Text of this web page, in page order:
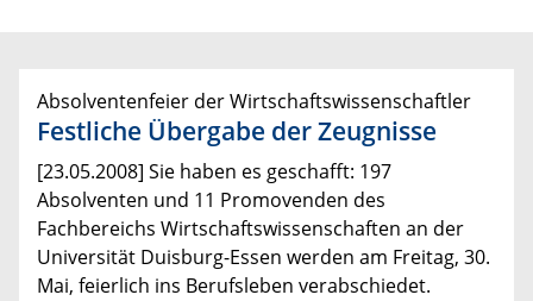
Absolventenfeier der Wirtschaftswissenschaftler
Festliche Übergabe der Zeugnisse
[23.05.2008] Sie haben es geschafft: 197
Absolventen und 11 Promovenden des
Fachbereichs Wirtschaftswissenschaften an der
Universität Duisburg-Essen werden am Freitag, 30.
Mai, feierlich ins Berufsleben verabschiedet.